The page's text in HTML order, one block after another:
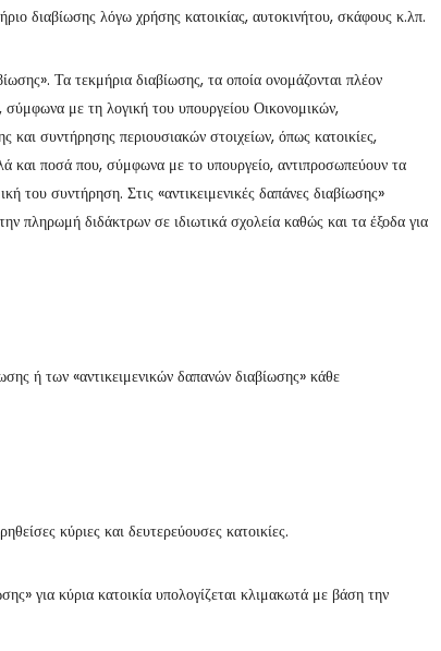
διαβίωσης λόγω χρήσης κατοικίας, αυτοκινήτου, σκάφους κ.λπ.
Τα τεκμήρια διαβίωσης, τα οποία ονομάζονται πλέον
σύμφωνα με τη λογική του υπουργείου Οικονομικών,
και συντήρησης περιουσιακών στοιχείων, όπως κατοικίες,
και ποσά που, σύμφωνα με το υπουργείο, αντιπροσωπεύουν τα
του συντήρηση. Στις «αντικειμενικές δαπάνες διαβίωσης»
πληρωμή διδάκτρων σε ιδιωτικά σχολεία καθώς και τα έξοδα για
ή των «αντικειμενικών δαπανών διαβίωσης» κάθε
κύριες και δευτερεύουσες κατοικίες.
για κύρια κατοικία υπολογίζεται κλιμακωτά με βάση την